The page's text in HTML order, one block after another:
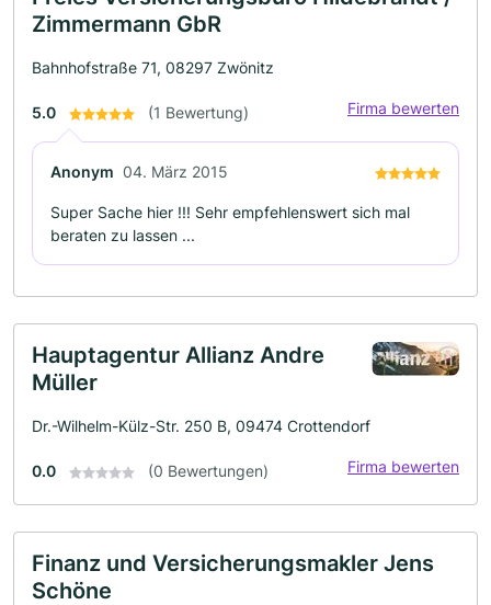
Zimmermann GbR
Bahnhofstraße 71, 08297 Zwönitz
5.0 (1 Bewertung) Firma bewerten
Anonym 04. März 2015
Super Sache hier !!! Sehr empfehlenswert sich mal
beraten zu lassen ...
Hauptagentur Allianz Andre
Müller
Dr.-Wilhelm-Külz-Str. 250 B, 09474 Crottendorf
0.0 (0 Bewertungen) Firma bewerten
Finanz und Versicherungsmakler Jens
Schöne